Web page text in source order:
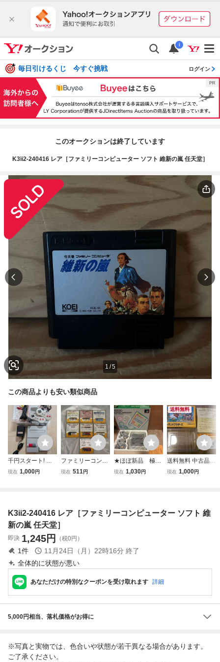
i
毎日引けるくじ 今すぐ挑戦 ログイン
このオークションは終了しています
K3ii2-240416 レア［ファミリーコンピューター ソフト 維新の嵐 任天堂］
1 /5
この商品よりも安い類似商品
千円スタート! 任
天堂 ニンテンドー
古美品! 箱、説明
書付!完品!
現在 1,000円
ファミリーコンピ
ューター ディス
ー 任天堂 Nint
現在 511円
★ほぼ新品 極上
美品 任天堂 スー
ンピューター★
現在 1,030円
送料無料
送料無料 中古品 ●
外箱のみ スーパー
現在 1,000円
K3ii2-240416 レア［ファミリーコンピューター ソフト 維
新の嵐 任天堂］
即決 1,245円 （税0円）
1件 11月24日（月）22時16分 終了
全体的に状態が悪い
あなただけの特別なクーポンを受け取れます 詳細
5,000円相当、落札価格がお得に
※写真と実物では、色合いや状態が若干異なる場合があります。
ご了承ください。